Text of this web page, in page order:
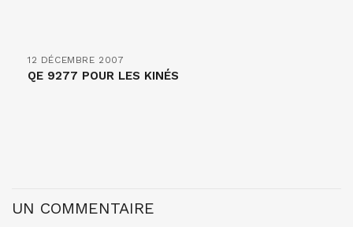
12 DÉCEMBRE 2007
QE 9277 POUR LES KINÉS
UN COMMENTAIRE